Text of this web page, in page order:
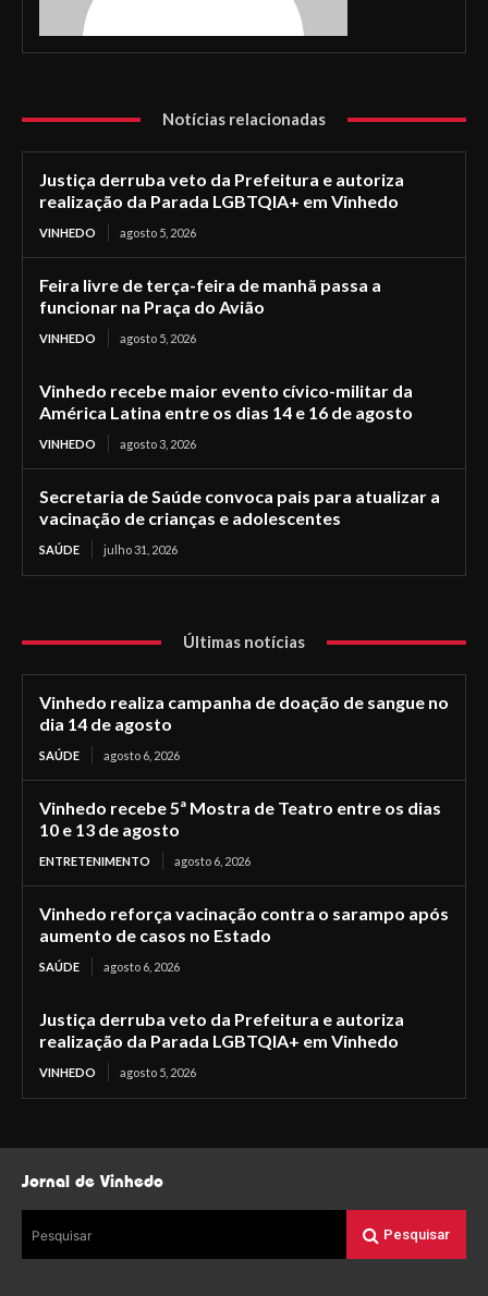
Notícias relacionadas
Justiça derruba veto da Prefeitura e autoriza
realização da Parada LGBTQIA+ em Vinhedo
VINHEDO agosto 5, 2026
Feira livre de terça-feira de manhã passa a
funcionar na Praça do Avião
VINHEDO agosto 5, 2026
Vinhedo recebe maior evento cívico-militar da
América Latina entre os dias 14 e 16 de agosto
VINHEDO agosto 3, 2026
Secretaria de Saúde convoca pais para atualizar a
vacinação de crianças e adolescentes
SAÚDE julho 31, 2026
Últimas notícias
Vinhedo realiza campanha de doação de sangue no
dia 14 de agosto
SAÚDE agosto 6, 2026
Vinhedo recebe 5ª Mostra de Teatro entre os dias
10 e 13 de agosto
ENTRETENIMENTO agosto 6, 2026
Vinhedo reforça vacinação contra o sarampo após
aumento de casos no Estado
SAÚDE agosto 6, 2026
Justiça derruba veto da Prefeitura e autoriza
realização da Parada LGBTQIA+ em Vinhedo
VINHEDO agosto 5, 2026
Jornal de Vinhedo
Pesquisar Pesquisar